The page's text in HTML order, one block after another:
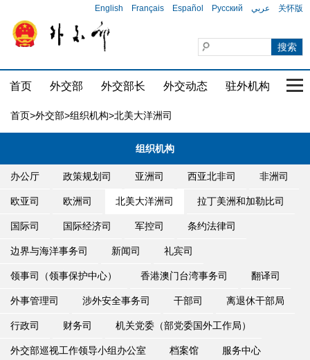
English Français Español Русский عربي 关怀版
首页 外交部 外交部长 外交动态 驻外机构 国
首页>外交部>组织机构>北美大洋洲司
组织机构
办公厅 政策规划司 亚洲司 西亚北非司 非洲司
欧亚司 欧洲司 北美大洋洲司 拉丁美洲和加勒比司
国际司 国际经济司 军控司 条约法律司
边界与海洋事务司 新闻司 礼宾司
领事司（领事保护中心） 香港澳门台湾事务司 翻译司
外事管理司 涉外安全事务司 干部司 离退休干部局
行政司 财务司 机关党委（部党委国外工作局）
外交部巡视工作领导小组办公室 档案馆 服务中心